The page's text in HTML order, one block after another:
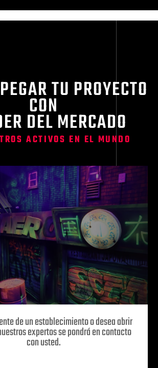
TU PROYECTO
CON
DEL MERCADO
ACTIVOS EN EL MUNDO
de un establecimiento o desea abrir
expertos se pondrá en contacto
con usted.